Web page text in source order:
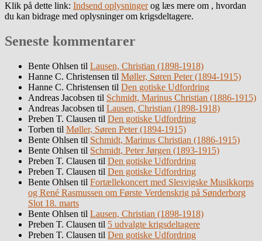
Klik på dette link: Indsend oplysningerog læs mere om , hvordan
du kan bidrage med oplysninger om krigsdeltagere.
Seneste kommentarer
Bente Ohlsen til Lausen, Christian (1898-1918)
Hanne C. Christensen til Møller, Søren Peter (1894-1915)
Hanne C. Christensen til Den gotiske Udfordring
Andreas Jacobsen til Schmidt, Marinus Christian (1886-1915)
Andreas Jacobsen til Lausen, Christian (1898-1918)
Preben T. Clausen til Den gotiske Udfordring
Torben til Møller, Søren Peter (1894-1915)
Bente Ohlsen til Schmidt, Marinus Christian (1886-1915)
Bente Ohlsen til Schmidt, Peter Jørgen (1893-1915)
Preben T. Clausen til Den gotiske Udfordring
Preben T. Clausen til Den gotiske Udfordring
Bente Ohlsen til Fortællekoncert med Slesvigske Musikkorps
og René Rasmussen om Første Verdenskrig på Sønderborg
Slot 18. marts
Bente Ohlsen til Lausen, Christian (1898-1918)
Preben T. Clausen til 5 udvalgte krigsdeltagere
Preben T. Clausen til Den gotiske Udfordring